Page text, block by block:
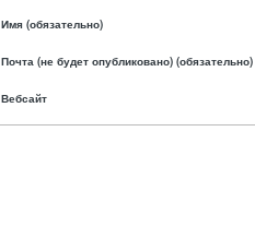
Имя (обязательно)
Почта (не будет опубликовано) (обязательно)
Вебсайт